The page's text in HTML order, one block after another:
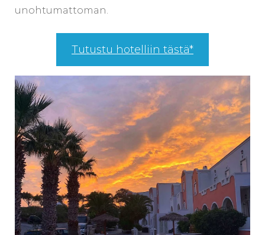
unohtumattoman.
Tutustu hotelliin tästä*